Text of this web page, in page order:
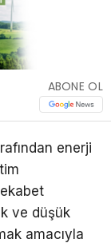
ABONE OL
enerji
ve düşük
amacıyla